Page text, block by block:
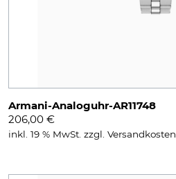
Armani-Analoguhr-AR11748
206,00 €
inkl. 19 % MwSt. zzgl. Versandkosten